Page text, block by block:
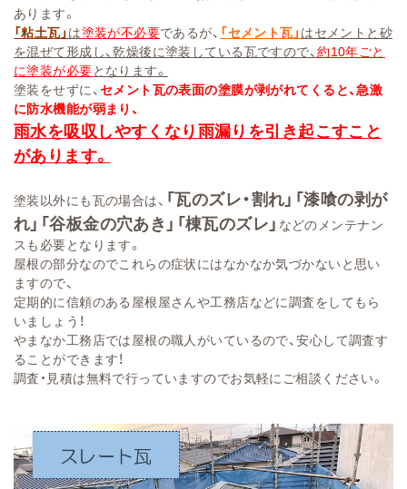
あります。
「粘土瓦」 は塗装が不必要であるが、 「セメント瓦」 はセメントと砂
を混ぜて形成し、乾燥後に塗装している瓦ですので、約10年ごと
に塗装が必要となります。
塗装をせずに、 セメント瓦の表面の塗膜が剥がれてくると、急激
に防水機能が弱まり、
雨水を吸収しやすくなり雨漏りを引き起こすこと
があります。
塗装以外にも瓦の場合は、 「瓦のズレ・割れ」「漆喰の剥が
れ」「谷板金の穴あき」「棟瓦のズレ」 などのメンテナン
スも必要となります。
屋根の部分なのでこれらの症状にはなかなか気づかないと思い
ますので、
定期的に信頼のある屋根屋さんや工務店などに調査をしてもら
いましょう！
やまなか工務店では屋根の職人がいているので、安心して調査す
ることができます！
調査・見積は無料で行っていますのでお気軽にご相談ください。